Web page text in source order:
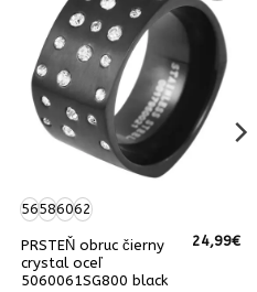
56586062
PRSTEŇ obruc čierny
crystal oceľ
5060061SG800 black
24,99€